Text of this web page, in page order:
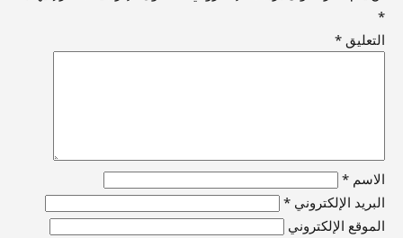
*
التعليق *
الاسم *
البريد الإلكتروني *
الموقع الإلكتروني